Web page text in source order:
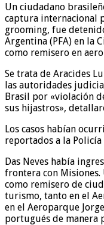
Un ciudadano
captura internacional
grooming, fue
Argentina (PFA) en la
como remisero en
Se trata de Aracides
las autoridades
Brasil por «violación
sus hijastros»,
Los casos habían
reportados a la Policía
Das Neves había
frontera con Misiones.
como remisero de
turismo, tanto en el
en el Aeroparque
portugués de manera